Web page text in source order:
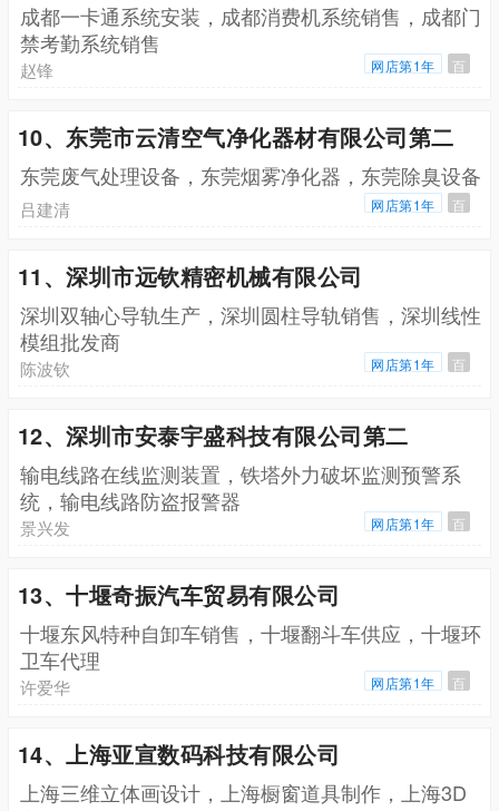
成都一卡通系统安装，成都消费机系统销售，成都门
禁考勤系统销售
赵锋 网店第1年 百
10、东莞市云清空气净化器材有限公司第二
东莞废气处理设备，东莞烟雾净化器，东莞除臭设备
吕建清 网店第1年 百
11、深圳市远钦精密机械有限公司
深圳双轴心导轨生产，深圳圆柱导轨销售，深圳线性
模组批发商
陈波钦 网店第1年 百
12、深圳市安泰宇盛科技有限公司第二
输电线路在线监测装置，铁塔外力破坏监测预警系
统，输电线路防盗报警器
景兴发 网店第1年 百
13、十堰奇振汽车贸易有限公司
十堰东风特种自卸车销售，十堰翻斗车供应，十堰环
卫车代理
许爱华 网店第1年 百
14、上海亚宣数码科技有限公司
上海三维立体画设计，上海橱窗道具制作，上海3D